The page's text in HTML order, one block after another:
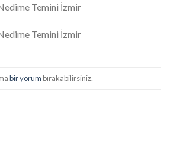
Temini İzmir
Temini İzmir
bir yorumbırakabilirsiniz.